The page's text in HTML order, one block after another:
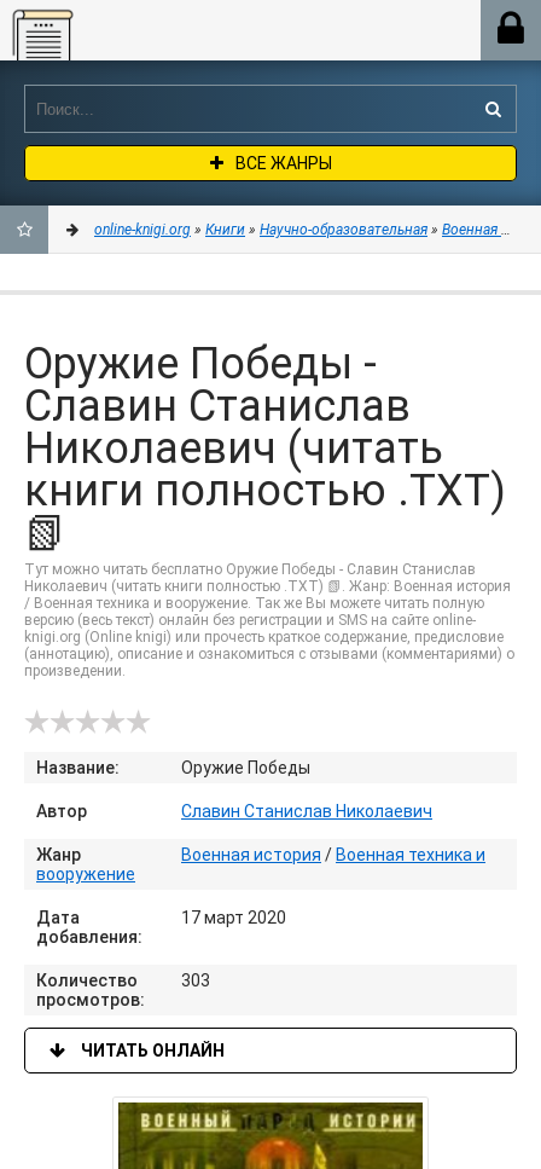
Online-knigi.org
ВСЕ ЖАНРЫ
ЗАКЛАДКИ
online-knigi.org » Книги » Научно-образовательная » Военная
Оружие Победы -
Славин Станислав
Николаевич (читать
книги полностью .TXT)
📗
Тут можно читать бесплатно Оружие Победы - Славин Станислав
Николаевич (читать книги полностью .TXT) 📗. Жанр: Военная история
/ Военная техника и вооружение. Так же Вы можете читать полную
версию (весь текст) онлайн без регистрации и SMS на сайте online-
knigi.org (Online knigi) или прочесть краткое содержание, предисловие
(аннотацию), описание и ознакомиться с отзывами (комментариями) о
произведении.
Название: Оружие Победы
Автор Славин Станислав Николаевич
Жанр Военная история / Военная техника и
вооружение
Дата
добавления:
17 март 2020
Количество
просмотров:
303
ЧИТАТЬ ОНЛАЙН